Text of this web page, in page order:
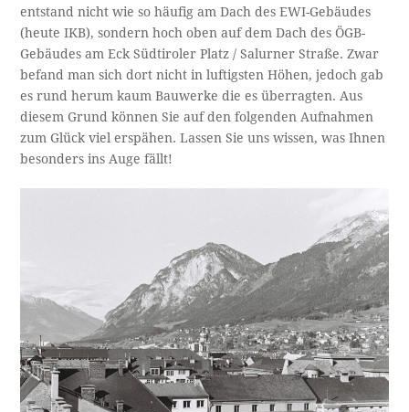
entstand nicht wie so häufig am Dach des EWI-Gebäudes
(heute IKB), sondern hoch oben auf dem Dach des ÖGB-
Gebäudes am Eck Südtiroler Platz / Salurner Straße. Zwar
befand man sich dort nicht in luftigsten Höhen, jedoch gab
es rund herum kaum Bauwerke die es überragten. Aus
diesem Grund können Sie auf den folgenden Aufnahmen
zum Glück viel erspähen. Lassen Sie uns wissen, was Ihnen
besonders ins Auge fällt!